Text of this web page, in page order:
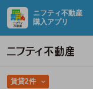
ニフティ不動産
購入アプリ
賃貸2件